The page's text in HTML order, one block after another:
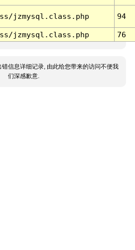
jzmysql.class.php 94
jzmysql.class.php 76
错信息详细记录, 由此给您带来的访问不便我
们深感歉意.